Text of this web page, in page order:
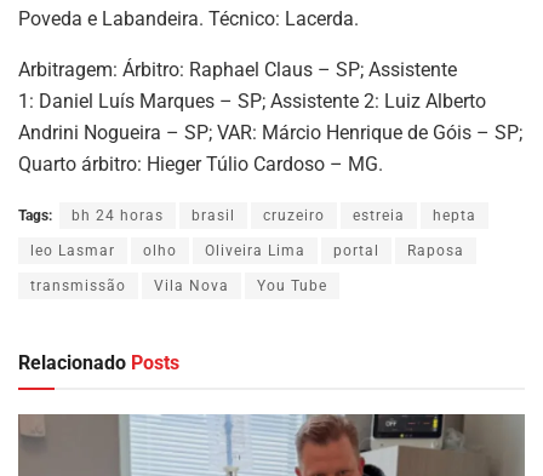
Poveda e Labandeira. Técnico: Lacerda.
Arbitragem: Árbitro: Raphael Claus – SP; Assistente
1: Daniel Luís Marques – SP; Assistente 2: Luiz Alberto
Andrini Nogueira – SP; VAR: Márcio Henrique de Góis – SP;
Quarto árbitro: Hieger Túlio Cardoso – MG.
Tags: bh 24 horas brasil cruzeiro estreia hepta
leo Lasmar olho Oliveira Lima portal Raposa
transmissão Vila Nova You Tube
Relacionado Posts